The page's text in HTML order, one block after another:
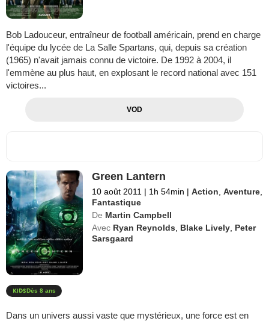
Bob Ladouceur, entraîneur de football américain, prend en charge
l'équipe du lycée de La Salle Spartans, qui, depuis sa création
(1965) n'avait jamais connu de victoire. De 1992 à 2004, il
l'emmène au plus haut, en explosant le record national avec 151
victoires...
VOD
Green Lantern
10 août 2011 | 1h 54min | Action ,Aventure
Fantastique
De Martin Campbell
Avec Ryan Reynolds Blake Lively Peter
Sarsgaard
Dès 8 ans
Dans un univers aussi vaste que mystérieux, une force est en